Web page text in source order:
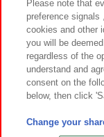
Please note that
preference
cookies and other
you will be
regardless of the
understand and
consent on the
below, then click
Change your